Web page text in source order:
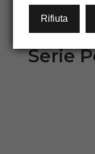
Serie
Rifiuta